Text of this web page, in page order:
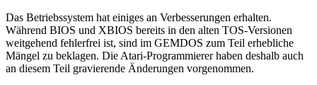
Das Betriebssystem hat einiges an Verbesserungen erhalten.
Während BIOS und XBIOS bereits in den alten TOS-Versionen
weitgehend fehlerfrei ist, sind im GEMDOS zum Teil erhebliche
Mängel zu beklagen. Die Atari-Programmierer haben deshalb auch
an diesem Teil gravierende Änderungen vorgenommen.